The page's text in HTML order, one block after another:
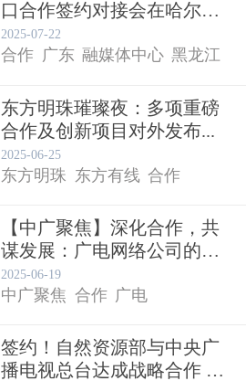
教育
口合作签约对接会在哈尔滨
举行...
2025-07-22
合作 广东 融媒体中心 黑龙江
东方明珠璀璨夜：多项重磅
合作及创新项目对外发布...
2025-06-25
东方明珠 东方有线 合作
【中广聚焦】深化合作，共
谋发展：广电网络公司的跨
界融...
2025-06-19
中广聚焦 合作 广电
签约！自然资源部与中央广
播电视总台达成战略合作 大